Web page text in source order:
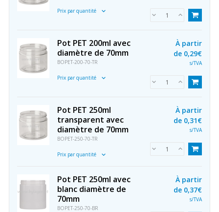
Prix par quantité
Pot PET 200ml avec
diamètre de 70mm
BOPET-200-70-TR
Prix par quantité
À partir
de 0,29€
s/TVA
Pot PET 250ml
transparent avec
diamètre de 70mm
BOPET-250-70-TR
Prix par quantité
À partir
de 0,31€
s/TVA
Pot PET 250ml avec
blanc diamètre de
70mm
BOPET-250-70-BR
À partir
de 0,37€
s/TVA